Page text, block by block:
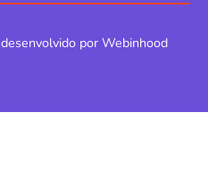
desenvolvido por Webinhood